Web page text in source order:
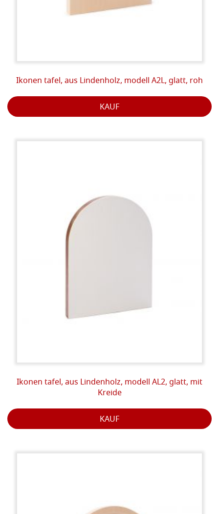
Ikonen tafel, aus Lindenholz, modell A2L, glatt, roh
KAUF
Ikonen tafel, aus Lindenholz, modell AL2, glatt, mit
Kreide
KAUF